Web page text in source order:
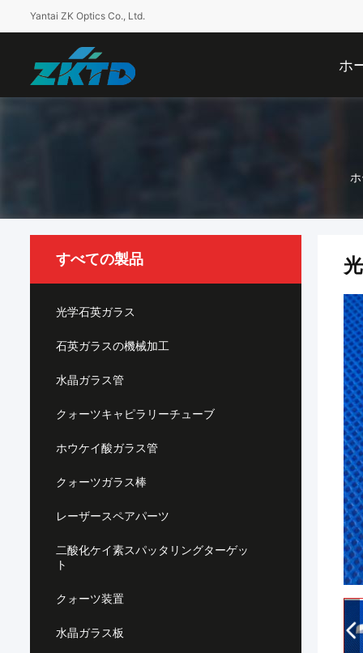
Yantai ZK Optics Co., Ltd.
ホ
すべての製品
光学石英ガラス
石英ガラスの機械加工
水晶ガラス管
クォーツキャピラリーチューブ
ホウケイ酸ガラス管
クォーツガラス棒
レーザースペアパーツ
二酸化ケイ素スパッタリングターゲッ
ト
クォーツ装置
水晶ガラス板